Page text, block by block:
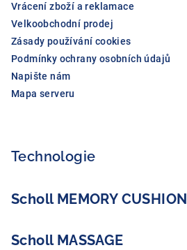
Vrácení zboží a reklamace
Velkoobchodní prodej
Zásady používání cookies
Podmínky ochrany osobních údajů
Napište nám
Mapa serveru
Technologie
Scholl MEMORY CUSHION
Scholl MASSAGE